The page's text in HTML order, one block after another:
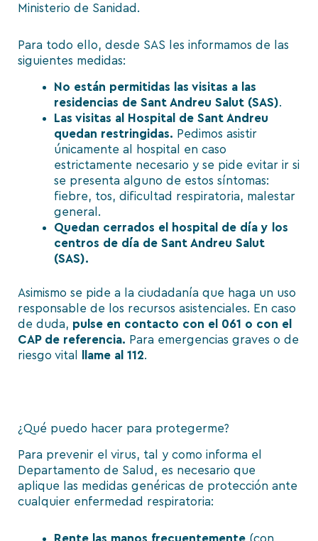
Ministerio de Sanidad.
Para todo ello, desde SAS les informamos de las
siguientes medidas:
No están permitidas las visitas a las
residencias de Sant Andreu Salut (SAS).
Las visitas al Hospital de Sant Andreu
quedan restringidas. Pedimos asistir
únicamente al hospital en caso
estrictamente necesario y se pide evitar ir si
se presenta alguno de estos síntomas:
fiebre, tos, dificultad respiratoria, malestar
general.
Quedan cerrados el hospital de día y los
centros de día de Sant Andreu Salut
(SAS).
Asimismo se pide a la ciudadanía que haga un uso
responsable de los recursos asistenciales. En caso
de duda, pulse en contacto con el 061 o con el
CAP de referencia. Para emergencias graves o de
riesgo vital
llame al 112.
¿Qué puedo hacer para protegerme?
Para prevenir el virus, tal y como informa el
Departamento de Salud , es necesario que
aplique las medidas genéricas de protección ante
cualquier enfermedad respiratoria:
Rente las manos frecuentemente (con